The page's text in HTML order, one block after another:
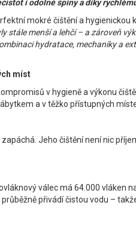
i odolné špíny a díky
mokré čištění a
stále menší a lehčí – a zároveň
hydratace, mechaniky a
míst
v hygieně a výkonu
a v těžko přístupných
Jeho čištění není nic
válec má 64.000 vláken
přivádí čistou vodu –